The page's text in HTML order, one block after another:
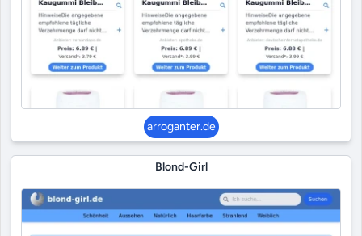
arroganter.de
Blond-Girl